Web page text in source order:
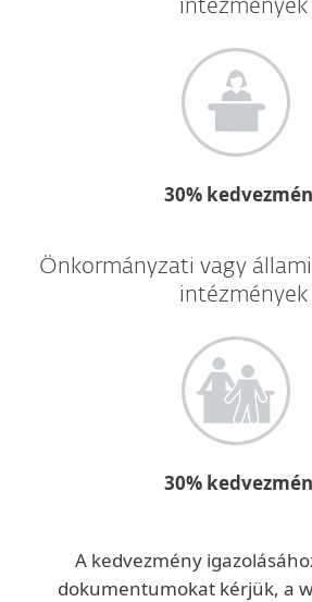
intézmények
30%
Önkormányzati vagy
intézmények
30%
A kedvezmény
dokumentumokat kérjük, a